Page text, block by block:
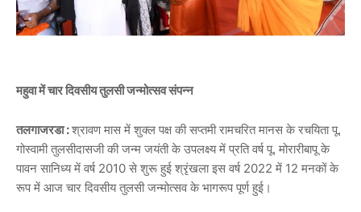
महुवा में चार दिवसीय तुलसी जन्मोत्सव संपन्न
तलगाजरडा :श्रावण मास में शुक्ल पक्ष की सप्तमी रामचरित मानस के रचयिता पू.
गोस्वामी तुलसीदासजी की जन्म जयंती के उपलक्ष्य में प्रति वर्ष पू. मोरारीबापू के
पावन सानिध्य में वर्ष 2010 से शुरू हुई श्रृंखला इस वर्ष 2022 में 12 मनकों के
रूप में आज चार दिवसीय तुलसी जन्मोत्सव के भागरूप पूर्ण हुई।